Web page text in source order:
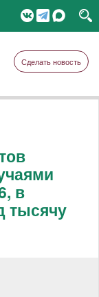
Сделать новость
в
тысячу